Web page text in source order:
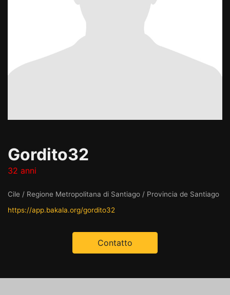
Gordito32
32 anni
Cile / Regione Metropolitana di Santiago / Provincia de Santiago
https://app.bakala.org/gordito32
Contatto